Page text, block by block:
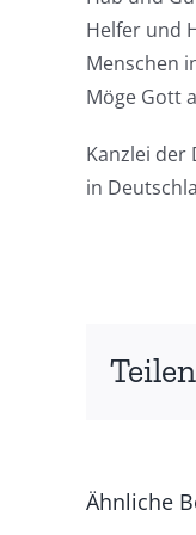
Helfer und
Menschen
Möge Gott
Kanzlei der
in
Ähnliche